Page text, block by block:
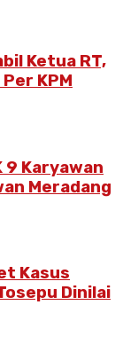
Ketua RT,
KPM
9 Karyawan
Meradang
Kasus
Dinilai